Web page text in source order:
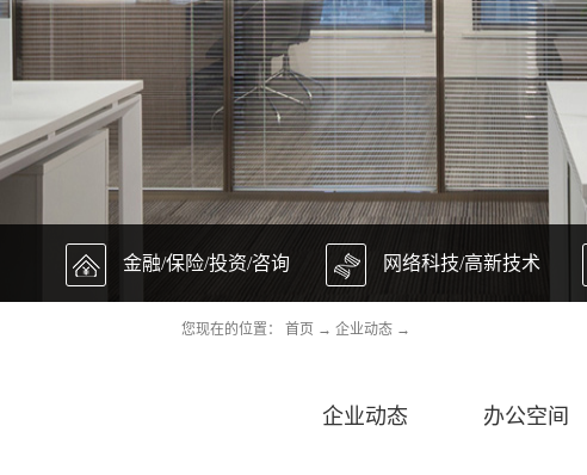
金融/保险/投资/咨询 网络科技/高新技术
您现在的位置： 首页 → 企业动态 →
企业动态 办公空间